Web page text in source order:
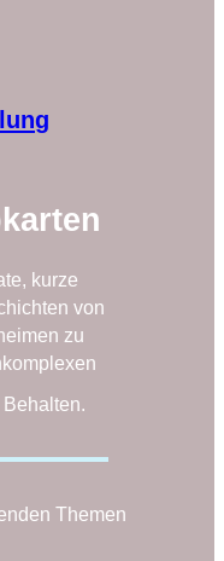
kurze
von
zu
Themen